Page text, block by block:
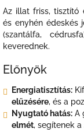
Az illat friss, tisztító
és enyhén édeskés
(szantálfa,
keverednek.
Előnyök
Energiatisztítás:
elűzésére, és a
Nyugtató hatás: A
elmét, segítenek a